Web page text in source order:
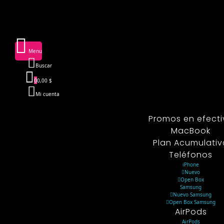
Menu
Buscar
00,00 $
Mi cuenta
Promos en
MacBook
Plan
Teléfonos
iPhone
Nuevo
Open Box
Samsung
Nuevo Samsung
Open Box Samsung
AirPods
AirPods